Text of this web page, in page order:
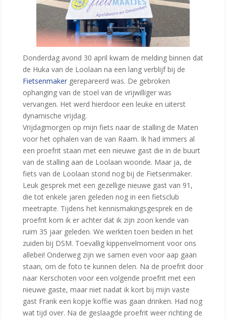
Donderdag avond 30 april kwam de melding binnen dat
de Huka van de Loolaan na een lang verblijf bij de
Fietsenmaker gerepareerd was. De gebroken
ophanging van de stoel van de vrijwilliger was
vervangen. Het werd hierdoor een leuke en uiterst
dynamische vrijdag.
Vrijdagmorgen op mijn fiets naar de stalling de Maten
voor het ophalen van de van Raam. Ik had immers al
een proefrit staan met een nieuwe gast die in de buurt
van de stalling aan de Loolaan woonde. Maar ja, de
fiets van de Loolaan stond nog bij de Fietsenmaker.
Leuk gesprek met een gezellige nieuwe gast van 91,
die tot enkele jaren geleden nog in een fietsclub
meetrapte. Tijdens het kennismakingsgesprek en de
proefrit kom ik er achter dat ik zijn zoon kende van
ruim 35 jaar geleden. We werkten toen beiden in het
zuiden bij DSM. Toevallig kippenvelmoment voor ons
allebei! Onderweg zijn we samen even voor aap gaan
staan, om de foto te kunnen delen. Na de proefrit door
naar Kerschoten voor een volgende proefrit met een
nieuwe gaste, maar niet nadat ik kort bij mijn vaste
gast Frank een kopje koffie was gaan drinken. Had nog
wat tijd over. Na de geslaagde proefrit weer richting de